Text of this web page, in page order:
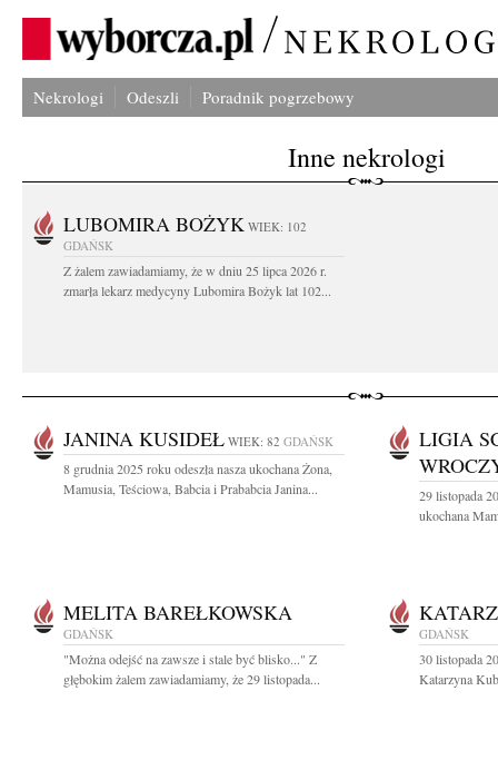
Nekrologi Odeszli Poradnik pogrzebowy
Inne nekrologi
LUBOMIRA BOŻYK WIEK: 102
GDAŃSK
Z żalem zawiadamiamy, że w dniu 25 lipca 2026 r.
zmarła lekarz medycyny Lubomira Bożyk lat 102...
JANINA KUSIDEŁ WIEK: 82 GDAŃSK
8 grudnia 2025 roku odeszła nasza ukochana Żona,
Mamusia, Teściowa, Babcia i Prababcia Janina...
LIGIA
29 listopada
ukochana
MELITA BAREŁKOWSKA
GDAŃSK
"Można odejść na zawsze i stale być blisko..." Z
głębokim żalem zawiadamiamy, że 29 listopada...
GDAŃSK
30 listopada
Katarzyna